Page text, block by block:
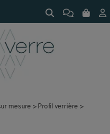
mesure
Profil verrière